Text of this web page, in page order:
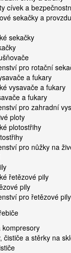
cívek a
sekačky a
sekačky
pro rotační
a fukary
vysavače a fukary
a fukary
pro zahradní
ploty
plotostřihy
pro nůžky na
řetězové pily
pily
pro řetězové pily
kompresory
čističe a stěrky na